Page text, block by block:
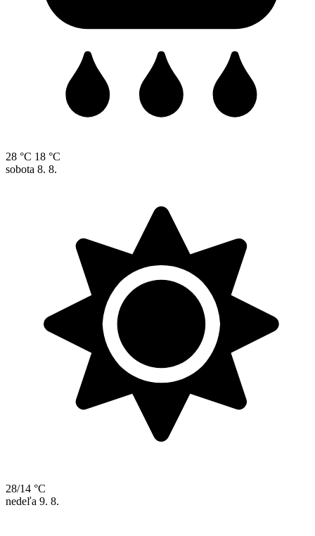
28 °C 18 °C
sobota 8. 8.
28/14 °C
nedeľa 9. 8.